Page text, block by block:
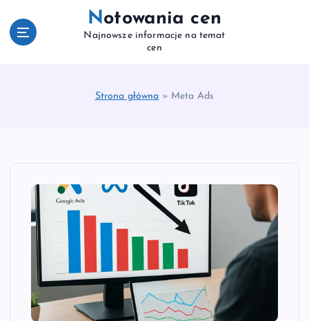
Notowania cen
Najnowsze informacje na temat
cen
Strona główna » Meta Ads